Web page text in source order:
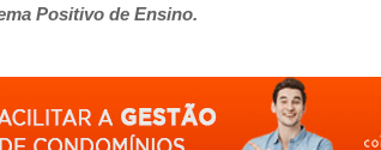
Positivo de Ensino.